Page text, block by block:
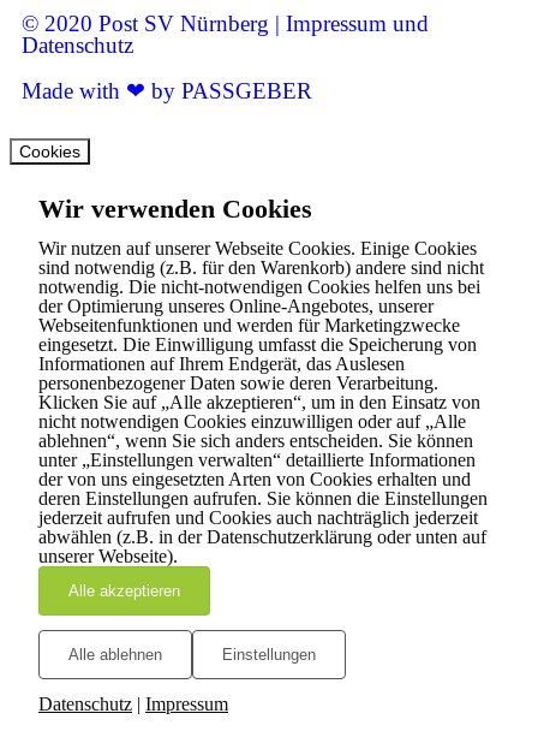
© 2020 Post SV Nürnberg | Impressum und
Datenschutz
Made with ❤ by PASSGEBER
Cookies
Wir verwenden Cookies
Wir nutzen auf unserer Webseite Cookies. Einige Cookies
sind notwendig (z.B. für den Warenkorb) andere sind nicht
notwendig. Die nicht-notwendigen Cookies helfen uns bei
der Optimierung unseres Online-Angebotes, unserer
Webseitenfunktionen und werden für Marketingzwecke
eingesetzt. Die Einwilligung umfasst die Speicherung von
Informationen auf Ihrem Endgerät, das Auslesen
personenbezogener Daten sowie deren Verarbeitung.
Klicken Sie auf „Alle akzeptieren“, um in den Einsatz von
nicht notwendigen Cookies einzuwilligen oder auf „Alle
ablehnen“, wenn Sie sich anders entscheiden. Sie können
unter „Einstellungen verwalten“ detaillierte Informationen
der von uns eingesetzten Arten von Cookies erhalten und
deren Einstellungen aufrufen. Sie können die Einstellungen
jederzeit aufrufen und Cookies auch nachträglich jederzeit
abwählen (z.B. in der Datenschutzerklärung oder unten auf
unserer Webseite).
Alle akzeptieren
Alle ablehnen Einstellungen
Datenschutz | Impressum